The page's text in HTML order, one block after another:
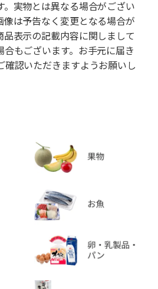
実物とは異なる場合がござい
は予告なく変更となる場合が
品表示の記載内容に関しまして
合もございます。お手元に届き
確認いただきますようお願いし